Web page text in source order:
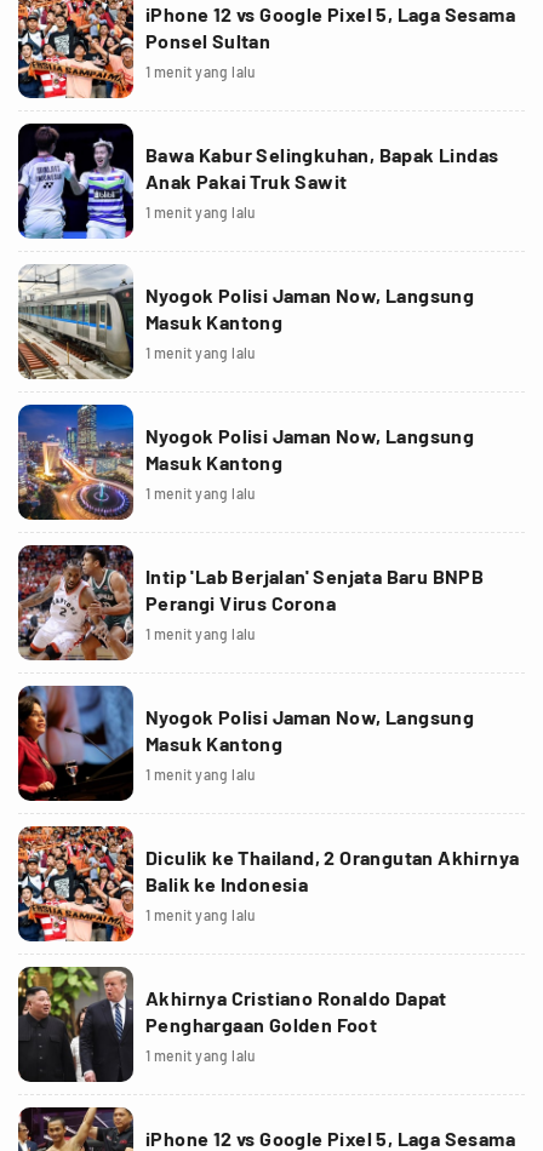
iPhone 12 vs Google Pixel 5, Laga Sesama
Ponsel Sultan
1 menit yang lalu
Bawa Kabur Selingkuhan, Bapak Lindas
Anak Pakai Truk Sawit
1 menit yang lalu
Nyogok Polisi Jaman Now, Langsung
Masuk Kantong
1 menit yang lalu
Nyogok Polisi Jaman Now, Langsung
Masuk Kantong
1 menit yang lalu
Intip 'Lab Berjalan' Senjata Baru BNPB
Perangi Virus Corona
1 menit yang lalu
Nyogok Polisi Jaman Now, Langsung
Masuk Kantong
1 menit yang lalu
Diculik ke Thailand, 2 Orangutan Akhirnya
Balik ke Indonesia
1 menit yang lalu
Akhirnya Cristiano Ronaldo Dapat
Penghargaan Golden Foot
1 menit yang lalu
iPhone 12 vs Google Pixel 5, Laga Sesama